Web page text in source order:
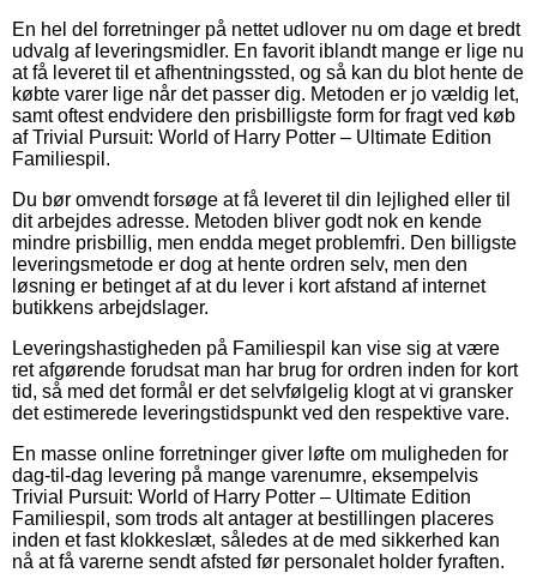
En hel del forretninger på nettet udlover nu om dage et bredt
udvalg af leveringsmidler. En favorit iblandt mange er lige nu
at få leveret til et afhentningssted, og så kan du blot hente de
købte varer lige når det passer dig. Metoden er jo vældig let,
samt oftest endvidere den prisbilligste form for fragt ved køb
af Trivial Pursuit: World of Harry Potter – Ultimate Edition
Familiespil.
Du bør omvendt forsøge at få leveret til din lejlighed eller til
dit arbejdes adresse. Metoden bliver godt nok en kende
mindre prisbillig, men endda meget problemfri. Den billigste
leveringsmetode er dog at hente ordren selv, men den
løsning er betinget af at du lever i kort afstand af internet
butikkens arbejdslager.
Leveringshastigheden på Familiespil kan vise sig at være
ret afgørende forudsat man har brug for ordren inden for kort
tid, så med det formål er det selvfølgelig klogt at vi gransker
det estimerede leveringstidspunkt ved den respektive vare.
En masse online forretninger giver løfte om muligheden for
dag-til-dag levering på mange varenumre, eksempelvis
Trivial Pursuit: World of Harry Potter – Ultimate Edition
Familiespil, som trods alt antager at bestillingen placeres
inden et fast klokkeslæt, således at de med sikkerhed kan
nå at få varerne sendt afsted før personalet holder fyraften.